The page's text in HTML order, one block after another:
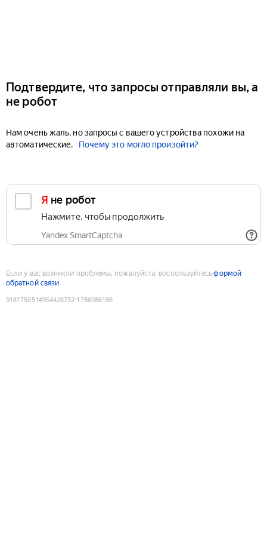
Подтвердите, что запросы отправляли вы, а
не робот
Нам очень жаль, но запросы с вашего устройства похожи на
автоматические.
Почему это могло произойти?
Я не робот
Нажмите, чтобы продолжить
Yandex SmartCaptcha
Если у вас возникли проблемы, пожалуйста, воспользуйтесьформой
обратной связи
9181750514954428732:1786086186